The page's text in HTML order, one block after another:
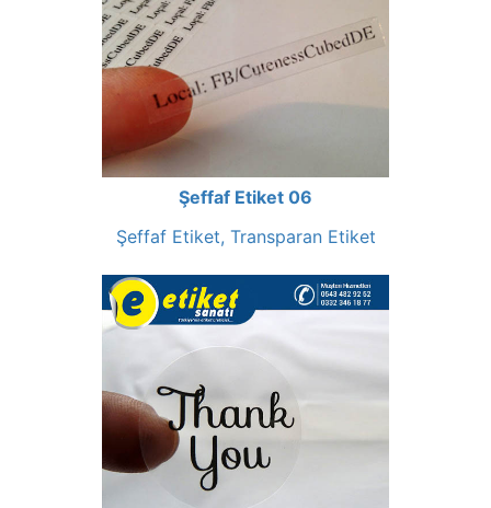
Şeffaf Etiket 06
Şeffaf Etiket, Transparan Etiket